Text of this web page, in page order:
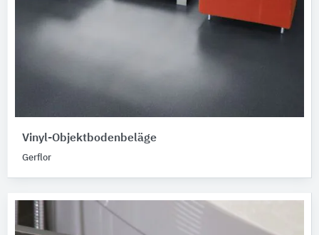
Vinyl-Objektbodenbeläge
Gerflor